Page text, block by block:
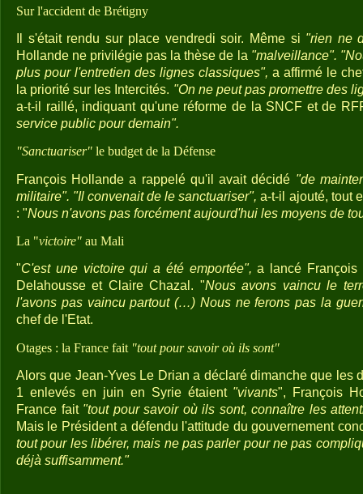
Sur l'accident de Brétigny
Il s'était rendu sur place vendredi soir. Même si "rien ne
Hollande ne privilégie pas la thèse de la "malveillance".
plus pour l'entretien des lignes classiques", a affirmé le
la priorité sur les Intercités. "On ne peut pas promettre des
a-t-il raillé, indiquant qu'une réforme de la SNCF et de
service public pour demain".
"Sanctuariser" le budget de la Défense
François Hollande a rappelé qu'il avait décidé "de
militaire". "Il convenait de le sanctuariser", a-t-il ajouté, tout
: "Nous n'avons pas forcément aujourd'hui les moyens de
La "victoire" au Mali
"C'est une victoire qui a été emportée", a lancé François
Delahousse et Claire Chazal. "Nous avons vaincu le
l'avons pas vaincu partout (…) Nous ne ferons pas la
chef de l'Etat.
Otages : la France fait "tout pour savoir où ils sont"
Alors que Jean-Yves Le Drian a déclaré dimanche que les
1 enlevés en juin en Syrie étaient "vivants", François
France fait "tout pour savoir où ils sont, connaître les
Mais le Président a défendu l'attitude du gouvernement
tout pour les libérer, mais ne pas parler pour ne pas
déjà suffisamment."